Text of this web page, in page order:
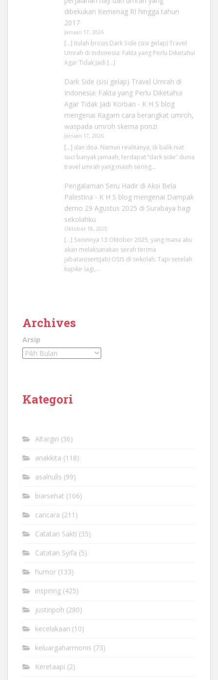
dibekukan Kemenag RI hingga tahun
2017
Januari 17, 2026
[…] itulah brosis Dark Side (sisi gelap) Travel
Umrah di Indonesia: Fakta yang Perlu Diketahui
Agar Tidak Jadi […]
Dark Side (sisi gelap) Travel Umrah di
Indonesia: Fakta yang Perlu Diketahui
Agar Tidak Jadi Korban - K H S blog
mengenai Ragam cara berangkat umroh,
waspada umroh skema ponzi
Januari 17, 2026
[…] dan doa. Namun realitanya, di balik niat
suci banyak jamaah, terdapat “dark side” dunia
travel umrah yang masih sering…
Pengalaman Seru Hadir di Aksi Bela
Palestina - K H S blogmengenai Dampak
demo 29 Agustus 2025 di Surabaya bagi
sekolahku
Oktober 18, 2025
[…] Seninnya 13 Oktober 2025, yang mana aku
akan melaksanakan serah terima
jabatan(sertijab) OSIS di sekolah. Tapi setelah
kupikir lagi,…
Archives
Arsip
Kategori
Altargiri (36)
anakkita (118)
asalnulis (99)
biarsehat (106)
caricara (211)
Catatan Sakti (35)
Catatan Syifa (5)
humor (133)
inspiring (425)
justinpoh (280)
kecelakaan (10)
keluargaharmonis (73)
Keretaapi (2)